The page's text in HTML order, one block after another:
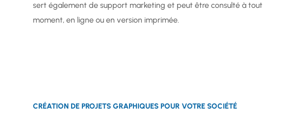
sert également de support marketing et peut être consulté à tout
moment, en ligne ou en version imprimée.
CRÉATION DE PROJETS GRAPHIQUES POUR VOTRE SOCIÉTÉ